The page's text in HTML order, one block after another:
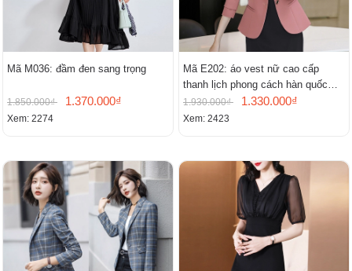
Mã M036: đầm đen sang trọng
1.850.000₫ 1.370.000₫
Xem: 2274
Mã E202: áo vest nữ cao cấp
thanh lịch phong cách hàn quốc
mới
1.930.000₫ 1.330.000₫
Xem: 2423